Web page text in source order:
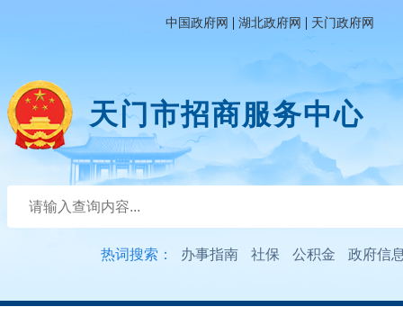
中国政府网 | 湖北政府网 | 天门政府网
天门市招商服务中心
热词搜索： 办事指南 社保 公积金 政府信